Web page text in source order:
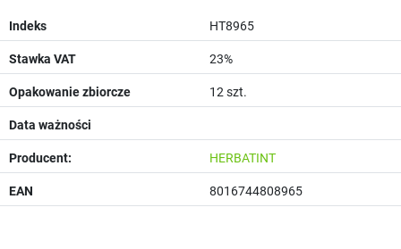
Indeks HT8965
Stawka VAT 23%
Opakowanie zbiorcze 12 szt.
Data ważności
Producent: HERBATINT
EAN 8016744808965